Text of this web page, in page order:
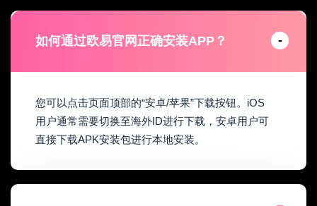
如何通过欧易官网正确安装APP？
您可以点击页面顶部的“安卓/苹果”下载按钮。iOS
用户通常需要切换至海外ID进行下载，安卓用户可
直接下载APK安装包进行本地安装。